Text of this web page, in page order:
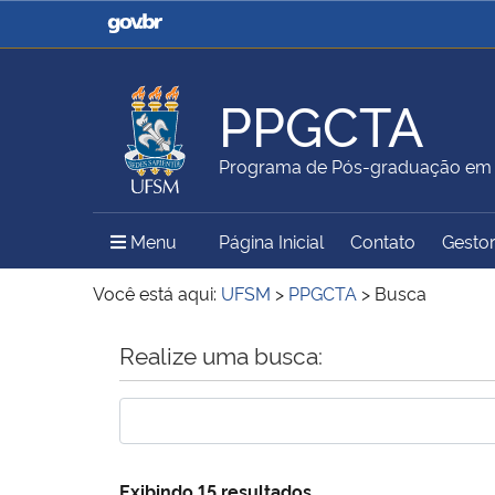
Casa Civil
Ministério da Justiça e
Ministério da Agricultura,
Pecuária e Abastecimento
Ministério da Educação
Ministério do Meio Ambiente Ministério do Turismo
PPGCTA
Programa de Pós-graduação
Menu Menu Principal do Sítio
Página Inicial Contato
Você está aqui: UFSM > PPGCTA > Busca
Início do conteúdo
Realize uma busca:
Exibindo 15 resultados